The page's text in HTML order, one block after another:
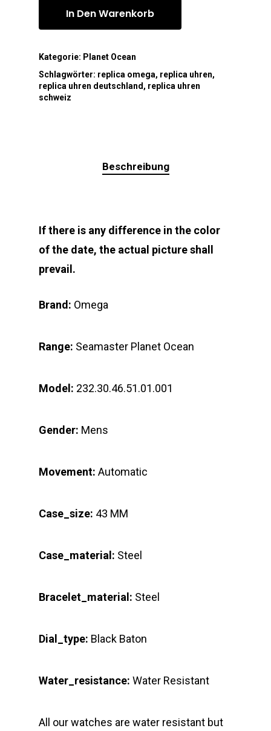
In Den Warenkorb
Kategorie: Planet Ocean
Schlagwörter: replica omega, replica uhren,
replica uhren deutschland , replica uhren
schweiz
Beschreibung
If there is any difference in the color
of the date, the actual picture shall
prevail.
Brand: Omega
Range: Seamaster Planet Ocean
Model: 232.30.46.51.01.001
Gender: Mens
Movement: Automatic
Case_size: 43 MM
Case_material: Steel
Bracelet_material: Steel
Dial_type: Black Baton
Water_resistance: Water Resistant
All our watches are water resistant but